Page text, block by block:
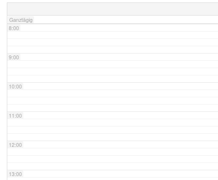
Ganztägig
8:00
9:00
10:00
11:00
12:00
13:00